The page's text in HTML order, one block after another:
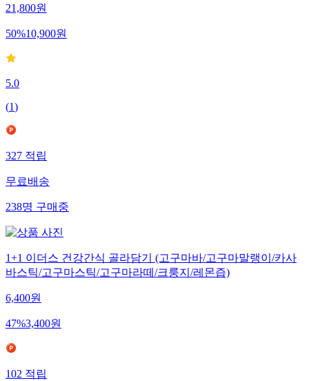
21,800원
50%10,900원
5.0
(1)
327적립
무료배송
238명구매중
1+1 이더스 건강간식 골라담기 (고구마바/고구마말랭이/카사
바스틱/고구마스틱/고구마라떼/크룽지/레몬즙)
6,400원
47%3,400원
102적립